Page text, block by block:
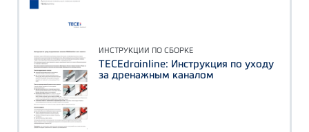
ИНСТРУКЦИИ ПО СБОРКЕ
TECEdrainline: Инструкция по уходу
за дренажным каналом